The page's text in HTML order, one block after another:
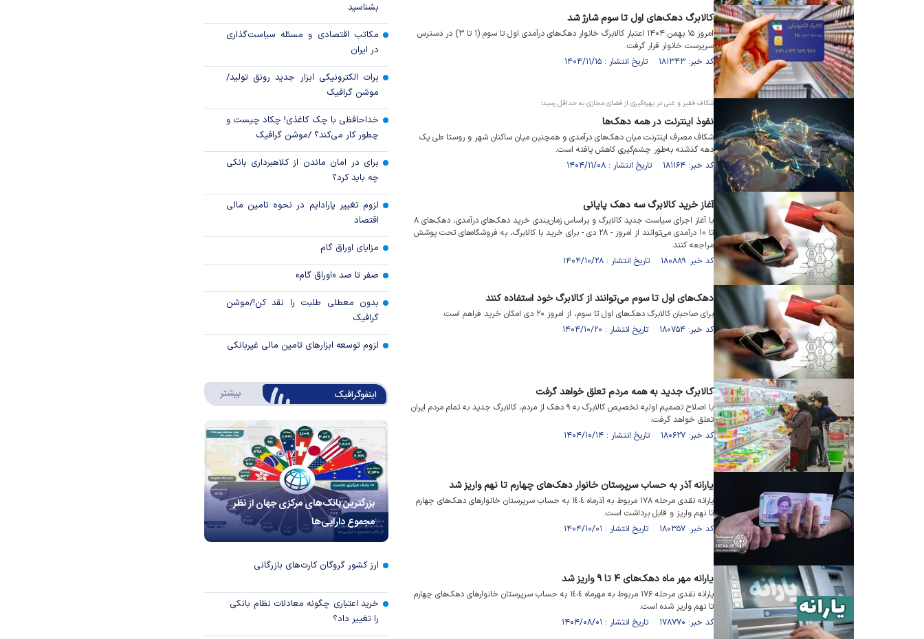
کالابرگ دهک‌های اول تا سوم شارژ شد
امروز ۱۵ بهمن ۱۴۰۴ اعتبار کالابرگ خانوار دهک‌های درآمدی اول تا سوم (۱ تا ۳) در دسترس
سر‌پرست خانوار قرار گرفت.
کد خبر: ۱۸۱۳۴۳ تاریخ انتشار : ۱۴۰۴/۱۱/۱۵
شکاف فقیر و غنی در بهره‌گیری از فضای مجازی به حداقل رسید؛
نفوذ اینترنت در همه دهک‌ها
شکاف مصرف اینترنت میان دهک‌های درآمدی و همچنین میان ساکنان شهر و روستا طی یک
دهه گذشته به‌طور چشم‌گیری کاهش یافته است.
کد خبر: ۱۸۱۱۶۴ تاریخ انتشار : ۱۴۰۴/۱۱/۰۸
آغاز خرید کالابرگ سه دهک پایانی
با آغاز اجرای سیاست جدید کالابرگ و براساس زمان‌بندی خرید دهک‌های درآمدی، دهک‌های ۸
تا ۱۰ درآمدی می‌توانند از امروز - ۲۸ دی - برای خرید با کالابرگ، به فروشگاه‌های تحت پوشش
مراجعه کنند.
کد خبر: ۱۸۰۸۸۹ تاریخ انتشار : ۱۴۰۴/۱۰/۲۸
دهک‌های اول تا سوم می‌توانند از کالابرگ خود استفاده کنند
برای صاحبان کالابرگ دهک‌های اول تا سوم، از امروز ۲۰ دی امکان خرید فراهم است.
کد خبر: ۱۸۰۷۵۴ تاریخ انتشار : ۱۴۰۴/۱۰/۲۰
کالابرگ جدید به همه مردم تعلق خواهد گرفت
با اصلاح تصمیم اولیه تخصیص کالابرگ به ۹ دهک از مردم، کالابرگ جدید به تمام مردم ایران
تعلق خواهد گرفت.
کد خبر: ۱۸۰۶۲۷ تاریخ انتشار : ۱۴۰۴/۱۰/۱۴
یارانه آذر به حساب سرپرستان خانوار دهک‌های چهارم تا نهم واریز شد
یارانه نقدی مرحله ۱۷۸ مربوط به آذر‌ماه ١٤٠٤ به حساب سرپرستان خانوار‌های دهک‌های چهارم
تا نهم واریز و قابل برداشت است.
کد خبر: ۱۸۰۳۵۷ تاریخ انتشار : ۱۴۰۴/۱۰/۰۱
یارانه مهر ماه دهک‌های ۴ تا ۹ واریز شد
یارانه نقدی مرحله ۱۷۶ مربوط به مهرماه ١٤٠٤ به حساب سرپرستان خانوار‌های دهک‌های چهارم
تا نهم واریز شده است.
کد خبر: ۱۷۸۷۷۰ تاریخ انتشار : ۱۴۰۴/۰۸/۰۱
بشناسید
مکاتب اقتصادی و مسئله سیاست‌گذاری
در ایران
برات الکترونیکی ابزار جدید رونق تولید/
موشن گرافیک
خداحافظی با چک کاغذی! چکاد چیست و
چطور کار می‌کند؟ /موشن گرافیک
برای در امان ماندن از کلاهبرداری بانکی
چه باید کرد؟
لزوم تغییر پارادایم در نحوه تامین مالی
اقتصاد
مزایای اوراق گام
صفر تا صد «اوراق گام»
بدون معطلی طلبت را نقد کن!/موشن
گرافیک
لزوم توسعه ابزارهای تامین مالی غیربانکی
اینفوگرافیک بیشتر درباره اینفوگرافیک
بزرگترین بانک‌های مرکزی جهان از نظر
مجموع دارایی‌ها
ارز کشور گروگان کارت‌های بازرگانی
خرید اعتباری چگونه معادلات نظام بانکی
را تغییر داد؟